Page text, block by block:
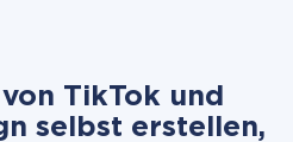
TikTok und
selbst erstellen,